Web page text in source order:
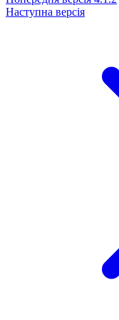
Наступна версія